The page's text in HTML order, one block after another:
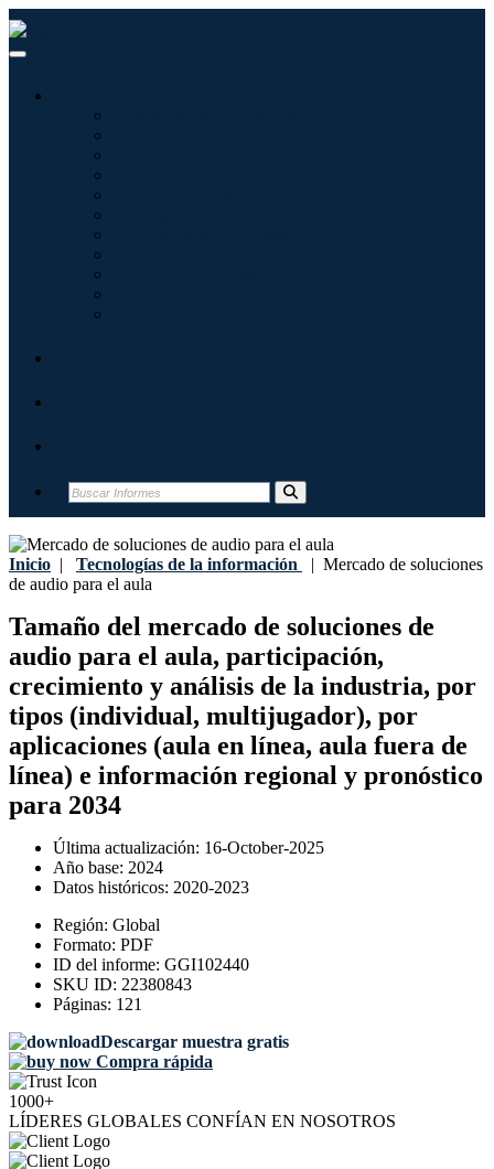
Inicio | Tecnologías de la información | Mercado de soluciones
de audio para el aula
Tamaño del mercado de soluciones de
audio para el aula, participación,
crecimiento y análisis de la industria, por
tipos (individual, multijugador), por
aplicaciones (aula en línea, aula fuera de
línea) e información regional y pronóstico
para 2034
Última actualización: 16-October-2025
Año base: 2024
Datos históricos: 2020-2023
Región: Global
Formato: PDF
ID del informe: GGI102440
SKU ID: 22380843
Páginas: 121
Descargar muestra gratis
Compra rápida
1000+
LÍDERES GLOBALES CONFÍAN EN NOSOTROS